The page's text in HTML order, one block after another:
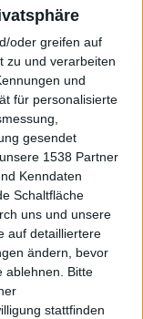
oder greifen auf
zu und verarbeiten
und
für personalisierte
gesendet
1538 Partner
Kenndaten
Schaltfläche
uns und unsere
auf detailliertere
ändern, bevor
Bitte
stattfinden
DEKADENT
Album "Venera:
"Konkurs"
dem ...